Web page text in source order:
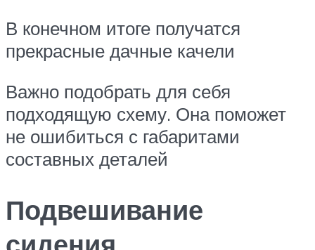
В конечном итоге получатся
прекрасные дачные качели
Важно подобрать для себя
подходящую схему. Она поможет
не ошибиться с габаритами
составных деталей
Подвешивание